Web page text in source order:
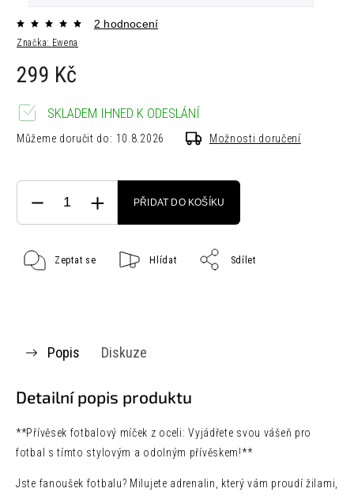
Značka: Ewena
2 hodnocení
299 Kč
SKLADEM IHNED K ODESLÁNÍ
Můžeme doručit do: 10.8.2026 Možnosti doručení
PŘIDAT DO KOŠÍKU
Zeptat se Hlídat Sdílet
Popis Diskuze
Detailní popis produktu
**Přívěsek fotbalový míček z oceli: Vyjádřete svou vášeň pro
fotbal s tímto stylovým a odolným přívěskem!**
Jste fanoušek fotbalu? Milujete adrenalin, který vám proudí žilami,